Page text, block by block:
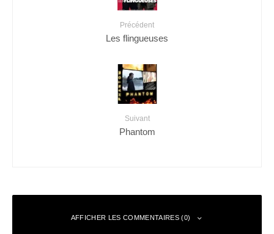
Précédent
Les flingueuses
Suivant
Phantom
AFFICHER LES COMMENTAIRES (0)